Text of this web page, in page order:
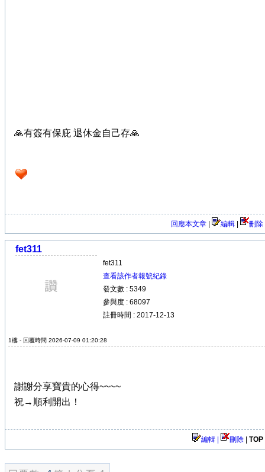
🙏有簽有保庇 退休金自己存🙏
回應本文章 編輯 刪除
fet311
fet311
查看該作者報號紀錄
發文數 : 5349
參與度 : 68097
註冊時間 : 2017-12-13
1樓 - 回覆時間 2026-07-09 01:20:28
謝謝分享寶貴的心得~~~~
祝→順利開出！
編輯 | 刪除 TOP